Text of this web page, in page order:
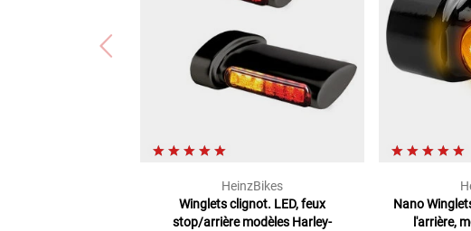
HeinzBikes
Winglets clignot. LED, feux
stop/arrière modèles Harley-
Nano
l'arrière,